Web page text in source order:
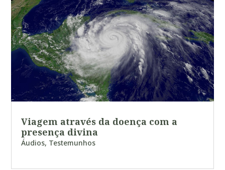
Viagem através da doença com a
presença divina
Áudios, Testemunhos